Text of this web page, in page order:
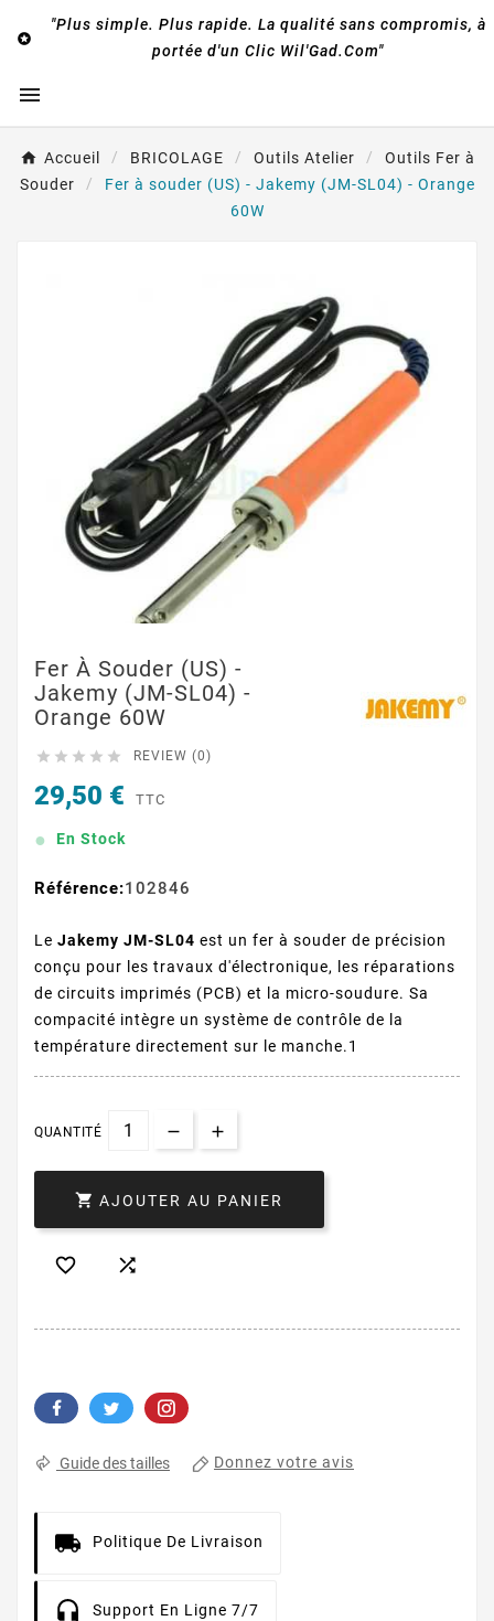

"Plus simple. Plus rapide. La qualité sans compromis, à
portée d'un Clic Wil'Gad.Com"

Accueil BRICOLAGE Outils Atelier
Outils Fer à
Souder
Fer à souder (US) - Jakemy (JM-SL04) - Orange
60W
Fer À Souder (US) -
Jakemy (JM-SL04) -
Orange 60W
     REVIEW (0)
29,50 € TTC
En Stock
Référence:102846
Le Jakemy JM-SL04 est un fer à souder de précision
conçu pour les travaux d'électronique, les réparations
de circuits imprimés (PCB) et la micro-soudure. Sa
compacité intègre un système de contrôle de la
température directement sur le manche.1
QUANTITÉ
 AJOUTER AU PANIER
 
Guide des tailles Donnez votre avis
Politique De Livraison
Support En Ligne 7/7